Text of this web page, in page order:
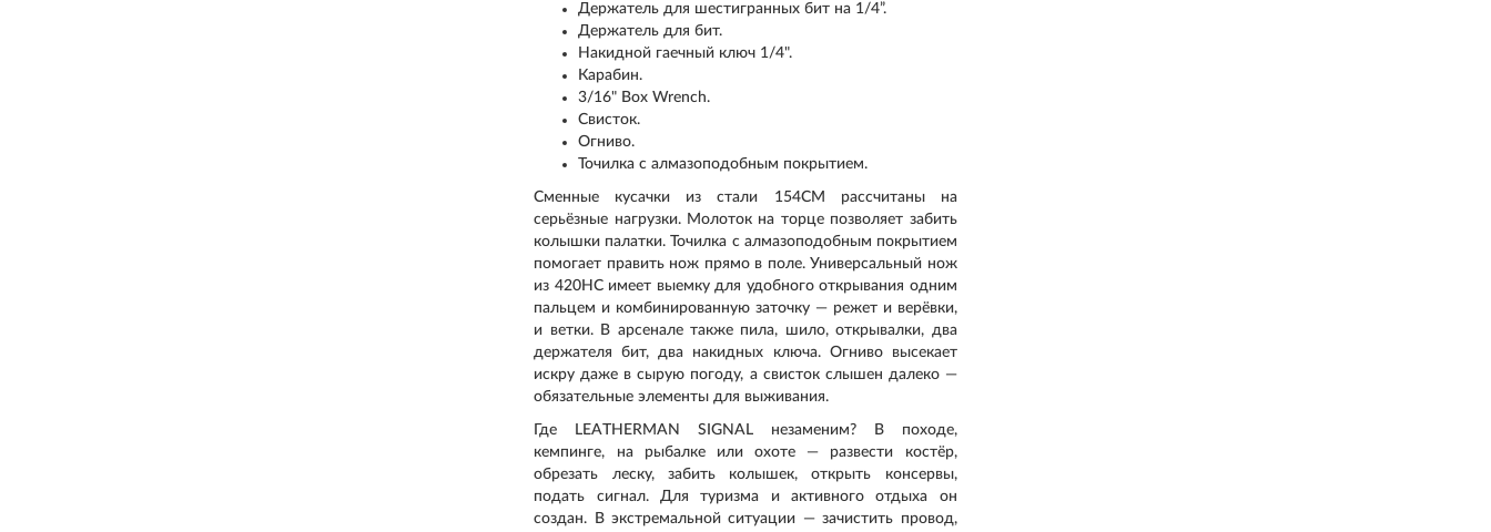
Держатель для шестигранных бит на 1/4”.
Держатель для бит.
Накидной гаечный ключ 1/4".
Карабин.
3/16" Box Wrench.
Свисток.
Огниво.
Точилка с алмазоподобным покрытием.
Сменные кусачки из стали 154CM рассчитаны на
серьёзные нагрузки. Молоток на торце позволяет забить
колышки палатки. Точилка с алмазоподобным покрытием
помогает править нож прямо в поле. Универсальный нож
из 420HC имеет выемку для удобного открывания одним
пальцем и комбинированную заточку — режет и верёвки,
и ветки. В арсенале также пила, шило, открывалки, два
держателя бит, два накидных ключа. Огниво высекает
искру даже в сырую погоду, а свисток слышен далеко —
обязательные элементы для выживания.
Где LEATHERMAN SIGNAL незаменим? В походе,
кемпинге, на рыбалке или охоте — развести костёр,
обрезать леску, забить колышек, открыть консервы,
подать сигнал. Для туризма и активного отдыха он
создан. В экстремальной ситуации — зачистить провод,